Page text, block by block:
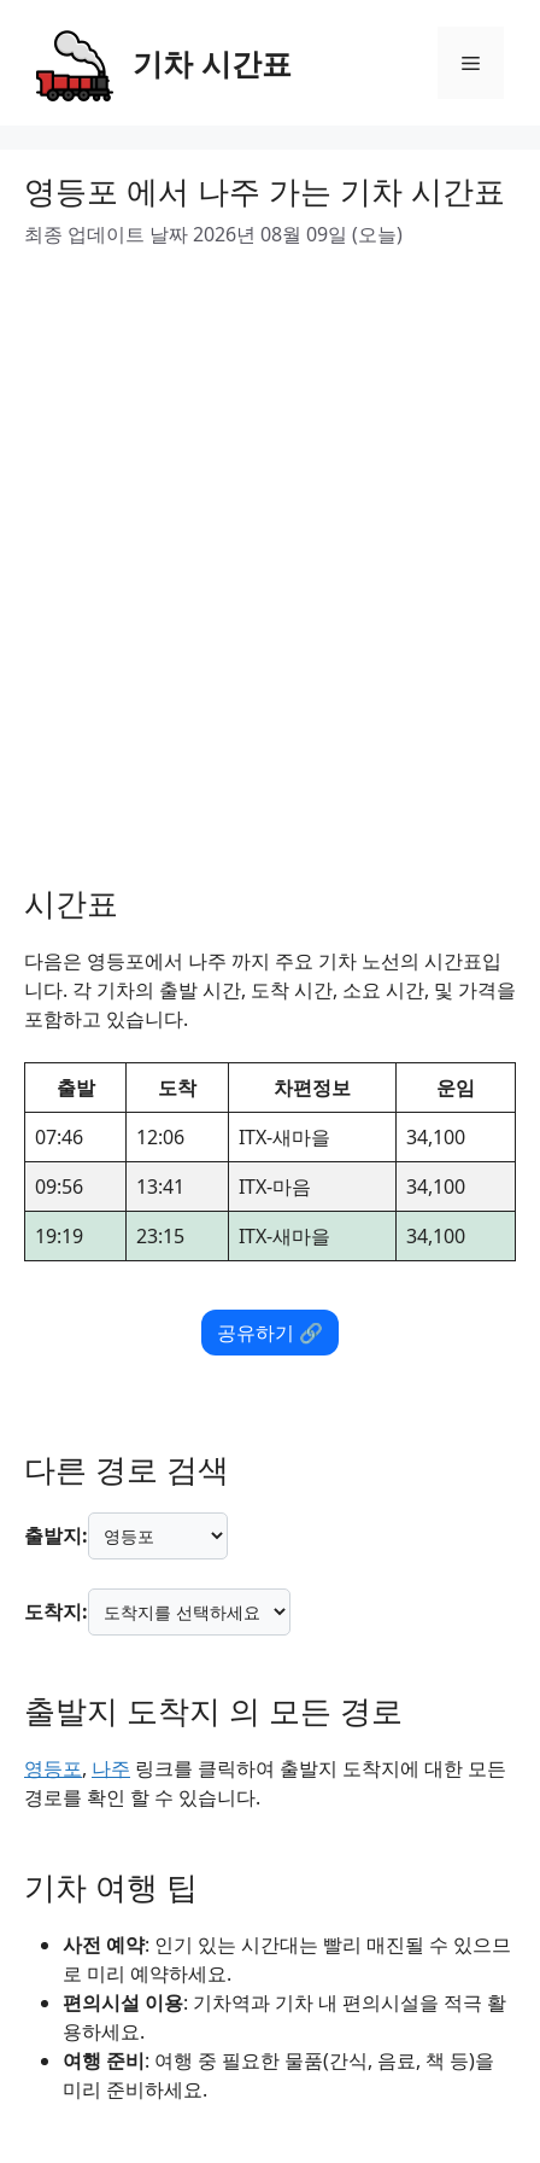
content
기차 시간표 Menu
영등포 에서 나주 가는 기차 시간표
최종 업데이트 날짜 2026년 08월 09일 (오늘)
시간표
다음은 영등포에서 나주 까지 주요 기차 노선의 시간표입
니다. 각 기차의 출발 시간, 도착 시간, 소요 시간, 및 가격을
포함하고 있습니다.
출발 도착 차편정보
운임
07:46
12:06 ITX-새마을
34,100
09:56
13:41 ITX-마음
34,100
19:19
23:15 ITX-새마을 34,100
공유하기 🔗
다른 경로 검색
출발지:
도착지:
출발지 도착지 의 모든 경로
영등포, 나주 링크를 클릭하여 출발지 도착지에 대한 모든
경로를 확인 할 수 있습니다.
기차 여행 팁
사전 예약: 인기 있는 시간대는 빨리 매진될 수 있으므
로 미리 예약하세요.
편의시설 이용: 기차역과 기차 내 편의시설을 적극 활
용하세요.
여행 준비: 여행 중 필요한 물품(간식, 음료, 책 등)을
미리 준비하세요.